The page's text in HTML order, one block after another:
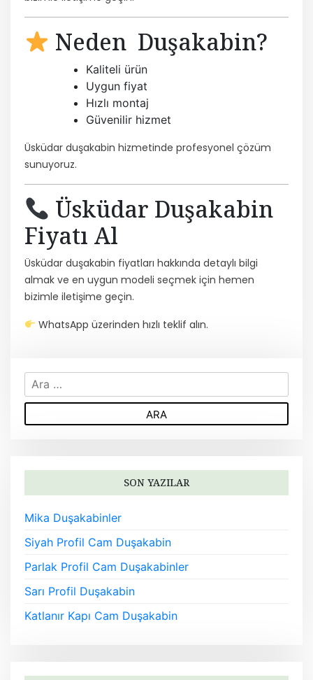
Neden Duşakabin?
Kaliteli ürün
Uygun fiyat
Hızlı montaj
Güvenilir hizmet
Üsküdar duşakabin hizmetinde profesyonel çözüm
sunuyoruz.
Üsküdar Duşakabin
Fiyatı Al
Üsküdar duşakabin fiyatları hakkında detaylı bilgi
almak ve en uygun modeli seçmek için hemen
bizimle iletişime geçin.
WhatsApp üzerinden hızlı teklif alın.
r
m
SON YAZILAR
Mika Duşakabinler
Siyah Profil Cam Duşakabin
Parlak Profil Cam Duşakabinler
Sarı Profil Duşakabin
Katlanır Kapı Cam Duşakabin